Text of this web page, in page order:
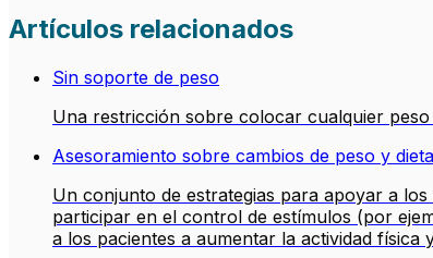
Artículos relacionados
Sin soporte de peso
Una restricción sobre colocar cualquier
Asesoramiento sobre cambios de peso y dieta
Un conjunto de estrategias para apoyar a
participar en el control de estímulos (por
a los pacientes a aumentar la actividad